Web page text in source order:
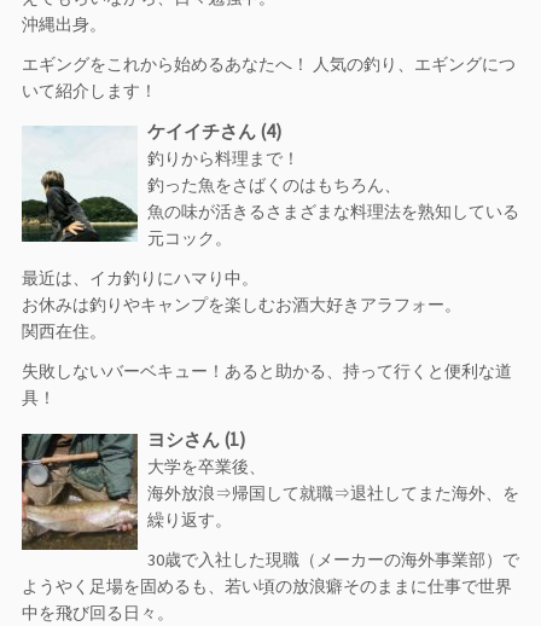
沖縄出身。
エギングをこれから始めるあなたへ！ 人気の釣り、エギングにつ
いて紹介します！
ケイイチさん (4)
釣りから料理まで！
釣った魚をさばくのはもちろん、
魚の味が活きるさまざまな料理法を熟知している
元コック。
最近は、イカ釣りにハマり中。
お休みは釣りやキャンプを楽しむお酒大好きアラフォー。
関西在住。
失敗しないバーベキュー！あると助かる、持って行くと便利な道
具！
ヨシさん (1)
大学を卒業後、
海外放浪⇒帰国して就職⇒退社してまた海外、を
繰り返す。
30歳で入社した現職（メーカーの海外事業部）で
ようやく足場を固めるも、若い頃の放浪癖そのままに仕事で世界
中を飛び回る日々。